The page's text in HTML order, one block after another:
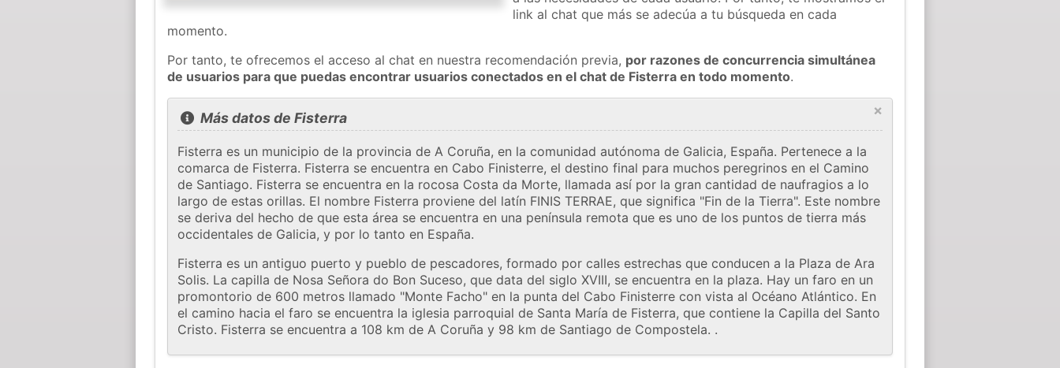
link al chat que más se adecúa a tu búsqueda en cada
momento.
Por tanto, te ofrecemos el acceso al chat en nuestra recomendación previa, por razones de concurrencia simultánea
de usuarios para que puedas encontrar usuarios conectados en el chat de Fisterra en todo momento.
×
Más datos de Fisterra
Fisterra es un municipio de la provincia de A Coruña, en la comunidad autónoma de Galicia, España. Pertenece a la
comarca de Fisterra. Fisterra se encuentra en Cabo Finisterre, el destino final para muchos peregrinos en el Camino
de Santiago. Fisterra se encuentra en la rocosa Costa da Morte, llamada así por la gran cantidad de naufragios a lo
largo de estas orillas. El nombre Fisterra proviene del latín FINIS TERRAE, que significa "Fin de la Tierra". Este nombre
se deriva del hecho de que esta área se encuentra en una península remota que es uno de los puntos de tierra más
occidentales de Galicia, y por lo tanto en España.
Fisterra es un antiguo puerto y pueblo de pescadores, formado por calles estrechas que conducen a la Plaza de Ara
Solis. La capilla de Nosa Señora do Bon Suceso, que data del siglo XVIII, se encuentra en la plaza. Hay un faro en un
promontorio de 600 metros llamado "Monte Facho" en la punta del Cabo Finisterre con vista al Océano Atlántico. En
el camino hacia el faro se encuentra la iglesia parroquial de Santa María de Fisterra, que contiene la Capilla del Santo
Cristo. Fisterra se encuentra a 108 km de A Coruña y 98 km de Santiago de Compostela. .